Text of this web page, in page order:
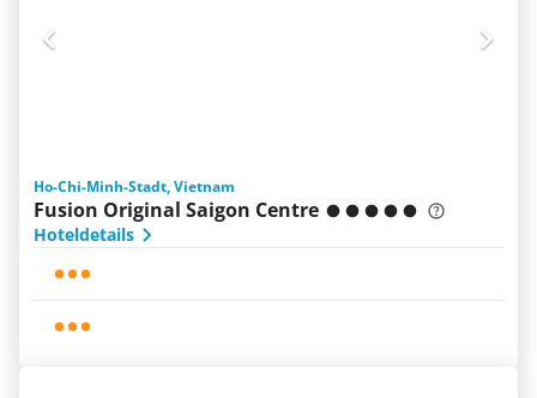
Ho-Chi-Minh-Stadt, Vietnam
Fusion Original Saigon Centre
Hoteldetails